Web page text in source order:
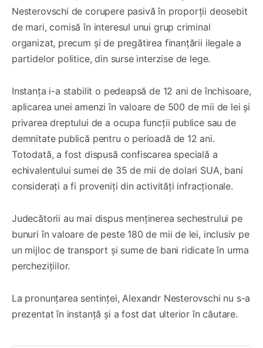
Nesterovschi de corupere pasivă în proporții deosebit
de mari, comisă în interesul unui grup criminal
organizat, precum și de pregătirea finanțării ilegale a
partidelor politice, din surse interzise de lege.
Instanța i-a stabilit o pedeapsă de 12 ani de închisoare,
aplicarea unei amenzi în valoare de 500 de mii de lei și
privarea dreptului de a ocupa funcții publice sau de
demnitate publică pentru o perioadă de 12 ani.
Totodată, a fost dispusă confiscarea specială a
echivalentului sumei de 35 de mii de dolari SUA, bani
considerați a fi proveniți din activități infracționale.
Judecătorii au mai dispus menținerea sechestrului pe
bunuri în valoare de peste 180 de mii de lei, inclusiv pe
un mijloc de transport și sume de bani ridicate în urma
perchezițiilor.
La pronunțarea sentinței, Alexandr Nesterovschi nu s-a
prezentat în instanță și a fost dat ulterior în căutare.